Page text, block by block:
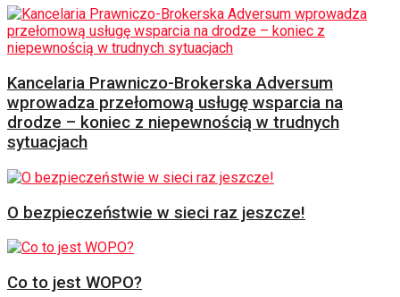
Kancelaria Prawniczo-Brokerska Adversum
wprowadza przełomową usługę wsparcia na
drodze – koniec z niepewnością w trudnych
sytuacjach
O bezpieczeństwie w sieci raz jeszcze!
Co to jest WOPO?